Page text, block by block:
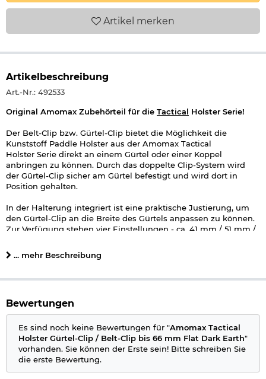
Artikel merken
Artikelbeschreibung
Art.-Nr.: 492533
Original Amomax Zubehörteil für die Tactical Holster Serie!
Der Belt-Clip bzw. Gürtel-Clip bietet die Möglichkeit die
Kunststoff Paddle Holster aus der Amomax Tactical
Holster Serie direkt an einem Gürtel oder einer Koppel
anbringen zu können. Durch das doppelte Clip-System wird
der Gürtel-Clip sicher am Gürtel befestigt und wird dort in
Position gehalten.
In der Halterung integriert ist eine praktische Justierung, um
den Gürtel-Clip an die Breite des Gürtels anpassen zu können.
Zur Verfügung stehen vier Einstellungen - ca. 41 mm / 51 mm /
schmäleren Gürtel die Halterung sicher sitzt.
sehr einfach. Der Belt-Clip wird, wie das sogenannte Paddle,
Die Schraube und Mutter wird vom Holster weiterverwendet
und ist bei diesem Artikel nicht enthalten.
Details:
Gürtel-Clip / Belt-Clip für alle Amomax Tactical Holster
Für Gürtelbreiten bis zu ca. 66 mm
... mehr Beschreibung
Bewertungen
Es sind noch keine Bewertungen für "Amomax Tactical
Holster Gürtel-Clip / Belt-Clip bis 66 mm Flat Dark Earth"
vorhanden. Sie können der Erste sein! Bitte schreiben Sie
die erste Bewertung.